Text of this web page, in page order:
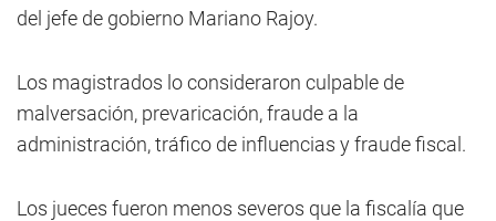
del jefe de gobierno Mariano Rajoy.
Los magistrados lo consideraron culpable de
malversación, prevaricación, fraude a la
administración, tráfico de influencias y fraude fiscal.
Los jueces fueron menos severos que la fiscalía que